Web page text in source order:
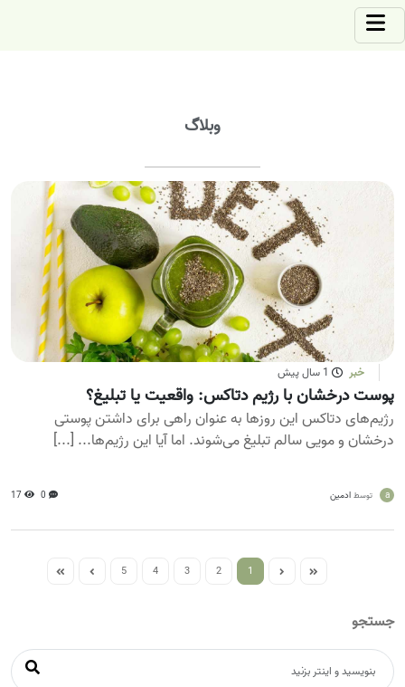
وبلاگ
خبر 1 سال پیش
پوست درخشان با رژیم دتاکس: واقعیت یا تبلیغ؟
رژیم‌های دتاکس این روزها به عنوان راهی برای داشتن پوستی
درخشان و مویی سالم تبلیغ می‌شوند. اما آیا این رژیم‌ها... [...]
a توسط ادمین 0
17
1
2
3
4
5
جستجو